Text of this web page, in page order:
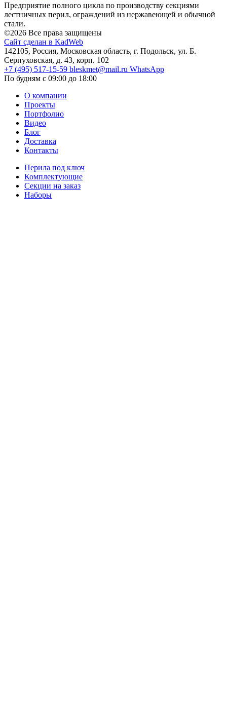
Предприятие полного цикла по производству секциями
лестничных перил, ограждений из нержавеющей и обычной
стали.
©2026 Все права защищены
Сайт сделан в KadWeb
142105, Россия, Московская область, г. Подольск, ул. Б.
Серпуховская, д. 43, корп. 102
+7 (495) 517-15-59 bleskmet@mail.ru WhatsApp
По будням с 09:00 до 18:00
О компании
Проекты
Портфолио
Видео
Блог
Доставка
Контакты
Перила под ключ
Комплектующие
Секции на заказ
Наборы